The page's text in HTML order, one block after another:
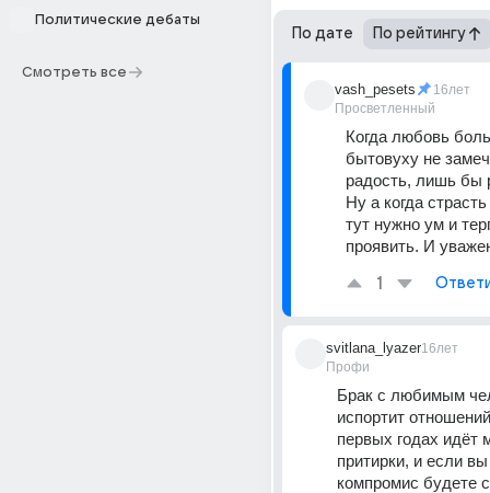
Политические дебаты
Смотреть все
По дате По рейтингу
vash_pesets
Просветленный
16лет
Когда любовь
бытовуху не
радость, лишь бы
Ну а когда
тут нужно ум и
проявить. И
1
svitlana_lyazer
Профи
16лет
Брак с любимым
испортит
первых годах идёт
притирки, и если
компромис будете